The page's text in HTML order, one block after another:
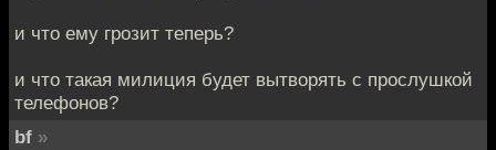
и что ему грозит теперь?
и что такая милиция будет вытворять с прослушкой
телефонов?
bf »